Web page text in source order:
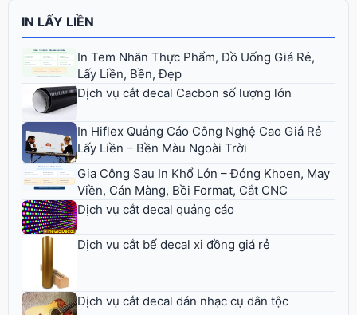
IN LẤY LIỀN
In Tem Nhãn Thực Phẩm, Đồ Uống Giá Rẻ,
Lấy Liền, Bền, Đẹp
Dịch vụ cắt decal Cacbon số lượng lớn
In Hiflex Quảng Cáo Công Nghệ Cao Giá Rẻ
Lấy Liền – Bền Màu Ngoài Trời
Gia Công Sau In Khổ Lớn – Đóng Khoen, May
Viền, Cán Màng, Bồi Format, Cắt CNC
Dịch vụ cắt decal quảng cáo
Dịch vụ cắt bế decal xi đồng giá rẻ
Dịch vụ cắt decal dán nhạc cụ dân tộc